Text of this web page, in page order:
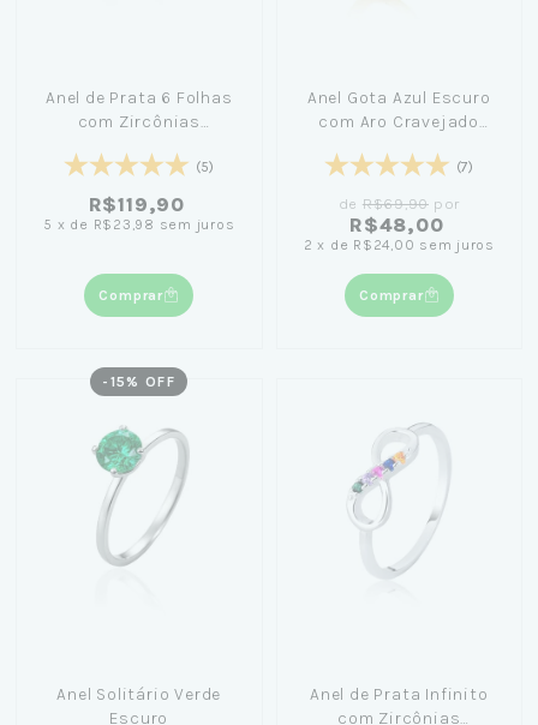
Anel de Prata 6 Folhas
com Zircônias
(5)
R$119,90
5 x de R$23,98 sem juros
Comprar
Anel Gota Azul Escuro
com Aro Cravejado
(7)
de R$69,90 por
R$48,00
2 x de R$24,00 sem juros
Comprar
- 15 % OFF
Anel Solitário Verde
Escuro
Anel de Prata Infinito
com Zircônias